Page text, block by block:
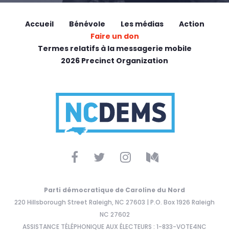
Accueil Bénévole Les médias
Action
Faire un don
Termes relatifs à la messagerie mobile
2026 Precinct Organization
Parti démocratique de Caroline du Nord
220 Hillsborough Street Raleigh, NC 27603 | P.O. Box 1926 Raleigh
NC 27602
ASSISTANCE TÉLÉPHONIQUE AUX ÉLECTEURS : 1-833-VOTE4NC